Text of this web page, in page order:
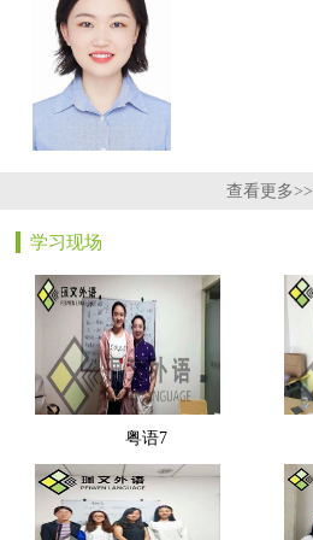
查看更多>>
学习现场
粤语7